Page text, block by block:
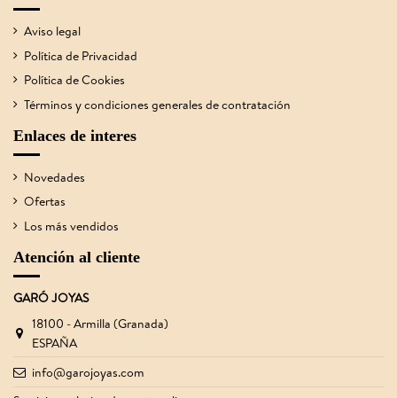
Aviso legal
Política de Privacidad
Política de Cookies
Términos y condiciones generales de contratación
Enlaces de interes
Novedades
Ofertas
Los más vendidos
Atención al cliente
GARÓ JOYAS
18100 - Armilla (Granada)
ESPAÑA
info@garojoyas.com